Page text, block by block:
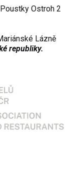
Poustky Ostroh 2
Lázně
republiky.